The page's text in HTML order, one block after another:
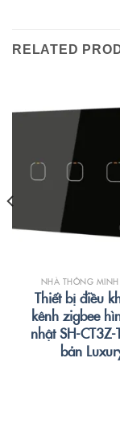
RELATED
NHÀ THÔNG
Thiết bị điều
kênh zigbee
nhật SH-CT3Z-
bản